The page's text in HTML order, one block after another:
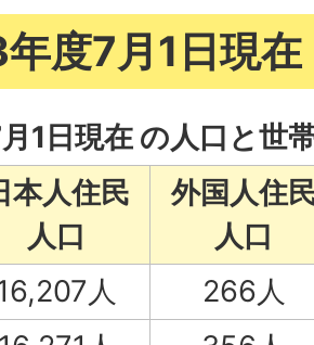
度7月1日現在
1日現在 の人口と世
本人住民
人口
外国人住
人口
人
266人